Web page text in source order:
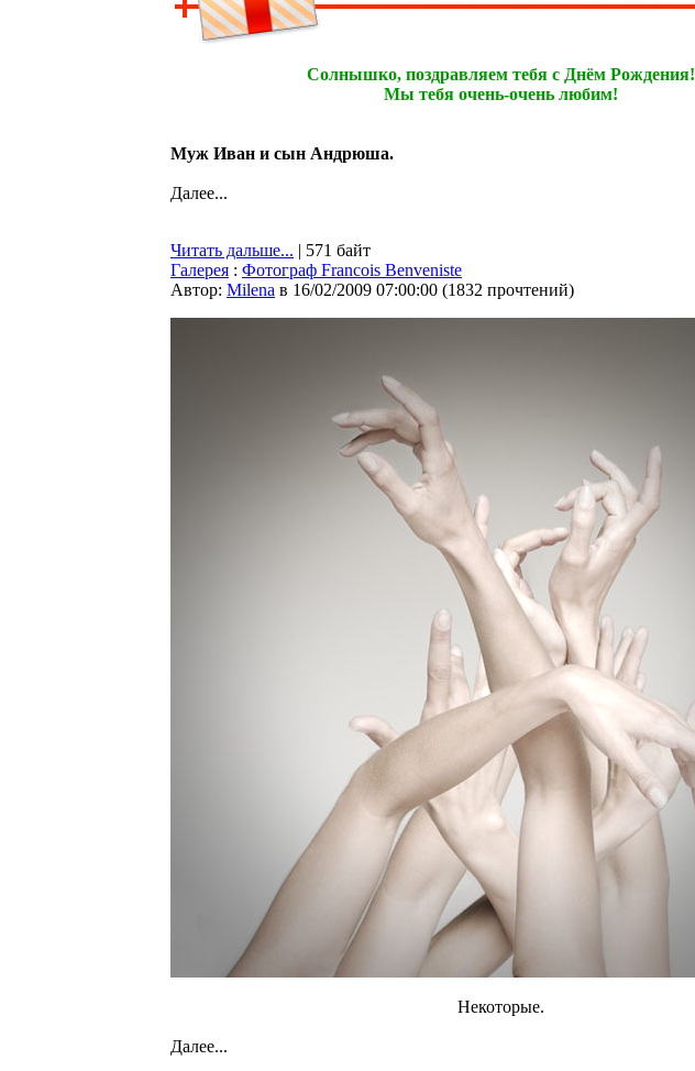
Солнышко, поздравляем тебя с Днём Рождения!
Мы тебя очень-очень любим!
Муж Иван и сын Андрюша.
Далее...
Читать дальше... | 571 байт
Галерея : Фотограф Francois Benveniste
Автор: Milena в 16/02/2009 07:00:00 (1832 прочтений)
Некоторые.
Далее...